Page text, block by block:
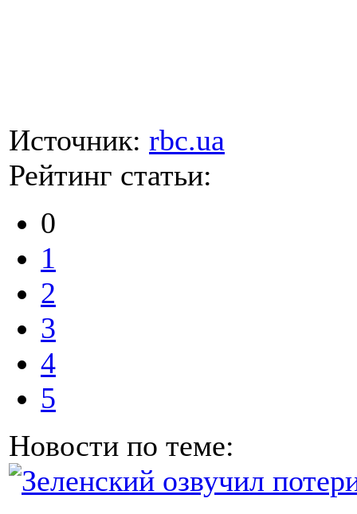
Источник: rbc.ua
Рейтинг статьи:
0
1
2
3
4
5
Новости по теме: